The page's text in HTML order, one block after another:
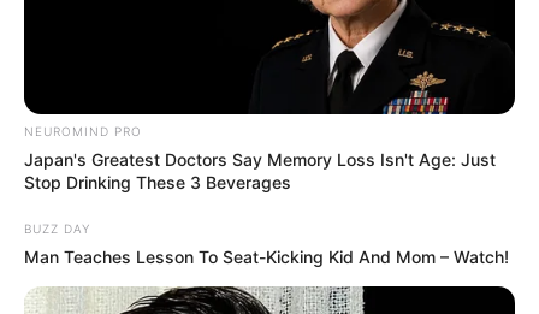
Serem! 9 Chat Ojek Online &
Pelanggan Ini Bikin Auto
NEUROMIND PRO
Japan's Greatest Doctors Say Memory Loss Isn't Age: Just
Stop Drinking These 3 Beverages
BUZZ DAY
Man Teaches Lesson To Seat-Kicking Kid And Mom – Watch!